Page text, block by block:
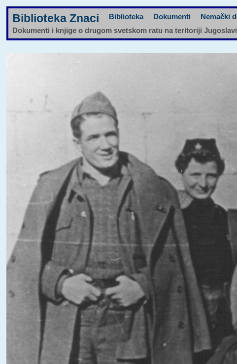
Biblioteka Znaci Biblioteka Dokumenti Nemački
Dokumenti i knjige o drugom svetskom ratu na teritoriji